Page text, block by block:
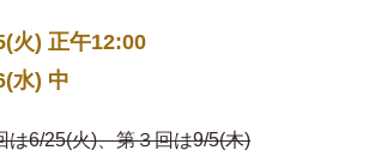
火) 正午12:00
水) 中
は6/25(火)、第３回は9/5(木)